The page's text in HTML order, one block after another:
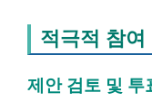
적극적 참여
제안 검토 및 투